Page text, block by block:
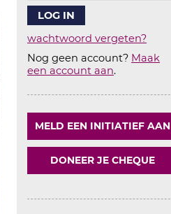
wachtwoord vergeten?
Nog geen account? Maak
een account aan.Account
MELD EEN INITIATIEF AAN
DONEER JE CHEQUE